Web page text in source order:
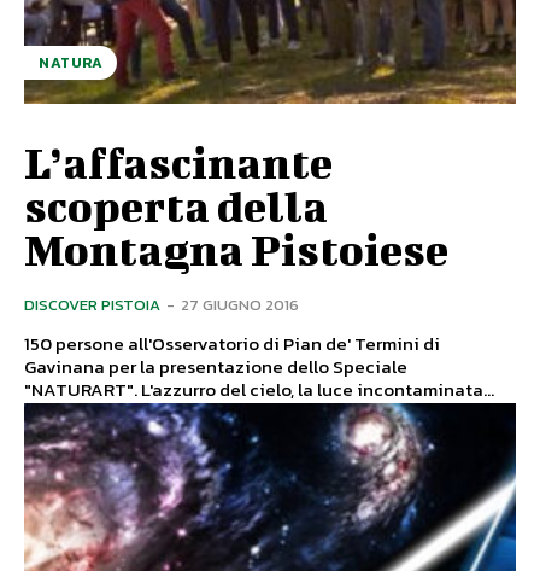
NATURA
L’affascinante
scoperta della
Montagna Pistoiese
DISCOVER PISTOIA - 27 GIUGNO 2016
150 persone all'Osservatorio di Pian de' Termini di
Gavinana per la presentazione dello Speciale
"NATURART". L'azzurro del cielo, la luce incontaminata...